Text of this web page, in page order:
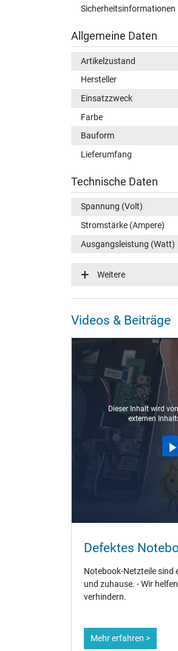
Sicherheitsinformationen
Allgemeine Daten
Artikelzustand
Hersteller
Einsatzzweck
Farbe
Bauform
Lieferumfang
Technische Daten
Spannung (Volt)
Stromstärke (Ampere)
Ausgangsleistung (Watt)
Energieeffizienz
Steckerlänge (mm)
Steckerdurchmesser
Stift im Stecker
Länge Anschlusskabel
Länge / Breite / Höhe
Weitere
Videos & Beiträge
Dieser Inhalt wird
externen
Defektes
Notebook-Netzteile sind
und zuhause. - Wir
verhindern.
Mehr erfahren >